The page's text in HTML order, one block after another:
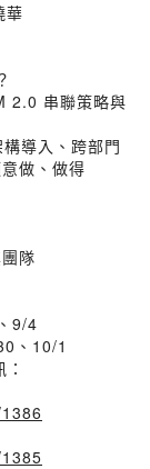
華
2.0 串聯策略與
導入、跨部門
做、做得
隊
9/4
、10/1